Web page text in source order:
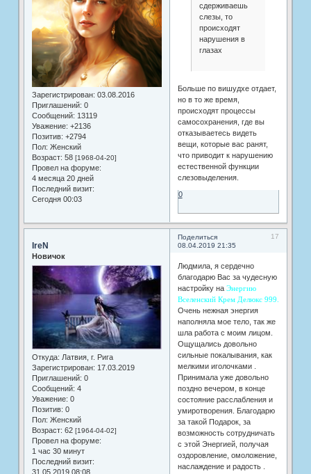
Зарегистрирован: 03.08.2016
Приглашений: 0
Сообщений: 13119
Уважение: +2136
Позитив: +2794
Пол: Женский
Возраст: 58 [1968-04-20]
Провел на форуме:
4 месяца 20 дней
Последний визит:
Сегодня 00:03
сдерживаешь
слезы, то
происходят
нарушения в
глазах
Больше по вишудхе отдает,
но в то же время,
происходят процессы
самосохранения, где вы
отказываетесь видеть
вещи, которые вас ранят,
что приводит к нарушению
естественной функции
слезовыделения.
0
Поделиться
17
08.04.2019 21:35
IreN
Новичок
Откуда: Латвия, г. Рига
Зарегистрирован: 17.03.2019
Приглашений: 0
Сообщений: 4
Уважение: 0
Позитив: 0
Пол: Женский
Возраст: 62 [1964-04-02]
Провел на форуме:
1 час 30 минут
Последний визит:
31.05.2019 08:08
Людмила, я сердечно
благодарю Вас за чудесную
настройку на Энергию
Вселенский Крем Делюкс 999.
Очень нежная энергия
наполняла мое тело, так же
шла работа с моим лицом.
Ощущались довольно
сильные покалывания, как
мелкими иголочками .
Принимала уже довольно
поздно вечером, в конце
состояние расслабления и
умиротворения. Благодарю
за такой Подарок, за
возможность сотрудничать
с этой Энергией, получая
оздоровление, омоложение,
наслаждение и радость .